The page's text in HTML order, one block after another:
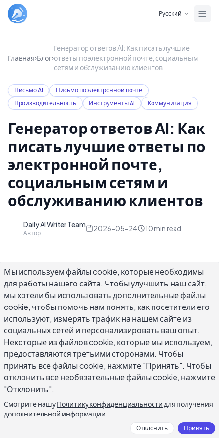
Русский
Главная›Блог›
Генератор ответов AI: Как писать лучшие
ответы по электронной почте, социальным
сетям и обслуживанию клиентов
Письмо AI
Письмо по электронной почте
Производительность
Инструменты AI Коммуникация
Генератор ответов AI: Как
писать лучшие ответы по
электронной почте,
социальным сетям и
обслуживанию клиентов
Daily AI Writer Team
Автор
2026-05-24 10 min read
Генератор ответов AI — это инструмент
письма, который читает входящее сообщение
и создает контекстно-подходящий ответ на
основе содержания, тона и намерения
отправленного сообщения. Отвечаете ли вы
на жалобу клиента, цепочку электронных
писем, комментарий в социальных сетях или
сообщение в LinkedIn, задача одна и та же:
что человек действительно написал. Эта
специфичность — именно то место, где
генератор ответов AI проявляет свою
Мы используем файлы cookie, которые необходимы
для работы нашего сайта. Чтобы улучшить наш сайт,
мы хотели бы использовать дополнительные файлы
cookie, чтобы помочь нам понять, как посетители его
используют, измерять трафик на нашем сайте из
социальных сетей и персонализировать ваш опыт.
Некоторые из файлов cookie, которые мы используем,
предоставляются третьими сторонами. Чтобы
принять все файлы cookie, нажмите "Принять". Чтобы
отклонить все необязательные файлы cookie, нажмите
"Отклонить".
Смотрите нашуПолитику конфиденциальности для получения
дополнительной информации
Отклонить Принять